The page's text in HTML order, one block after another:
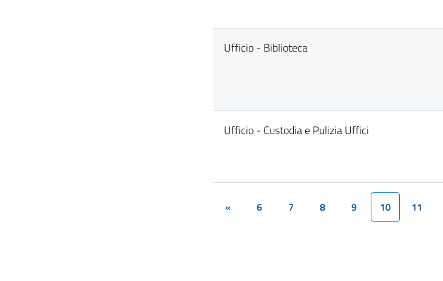
Ufficio - Biblioteca
Ufficio - Custodia e Pulizia Uffici
« 6 7 8 9 10(current)
11